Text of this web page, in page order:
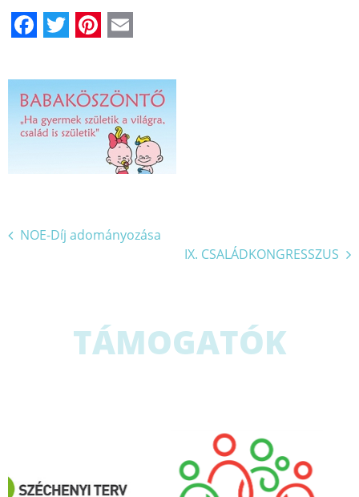
Facebook
TwitterPinterest
Bejegyzés
NOE-Díj adományozása
IX. CSALÁDKONGRESSZUS
TÁMOGATÓK